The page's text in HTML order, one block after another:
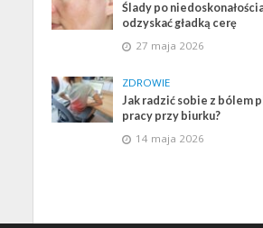
Ślady po
odzyskać gładką cerę
27 maja 2026
ZDROWIE
Jak radzić sobie z bólem
pracy przy biurku?
14 maja 2026